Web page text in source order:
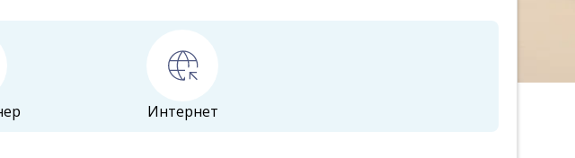
Интернет